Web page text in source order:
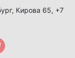
Кирова 65, +7